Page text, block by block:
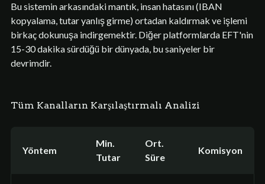
Bu sistemin arkasındaki mantık, insan hatasını (IBAN
kopyalama, tutar yanlış girme) ortadan kaldırmak ve işlemi
birkaç dokunuşa indirgemektir. Diğer platformlarda EFT'nin
15-30 dakika sürdüğü bir dünyada, bu saniyeler bir
devrimdir.
Tüm Kanalların Karşılaştırmalı Analizi
Yöntem
Min.
Tutar
Ort.
Süre
Komisyon